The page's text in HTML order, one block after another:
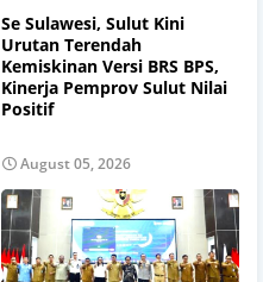
Se Sulawesi, Sulut Kini
Urutan Terendah
Kemiskinan Versi BRS BPS,
Kinerja Pemprov Sulut Nilai
Positif
August 05, 2026